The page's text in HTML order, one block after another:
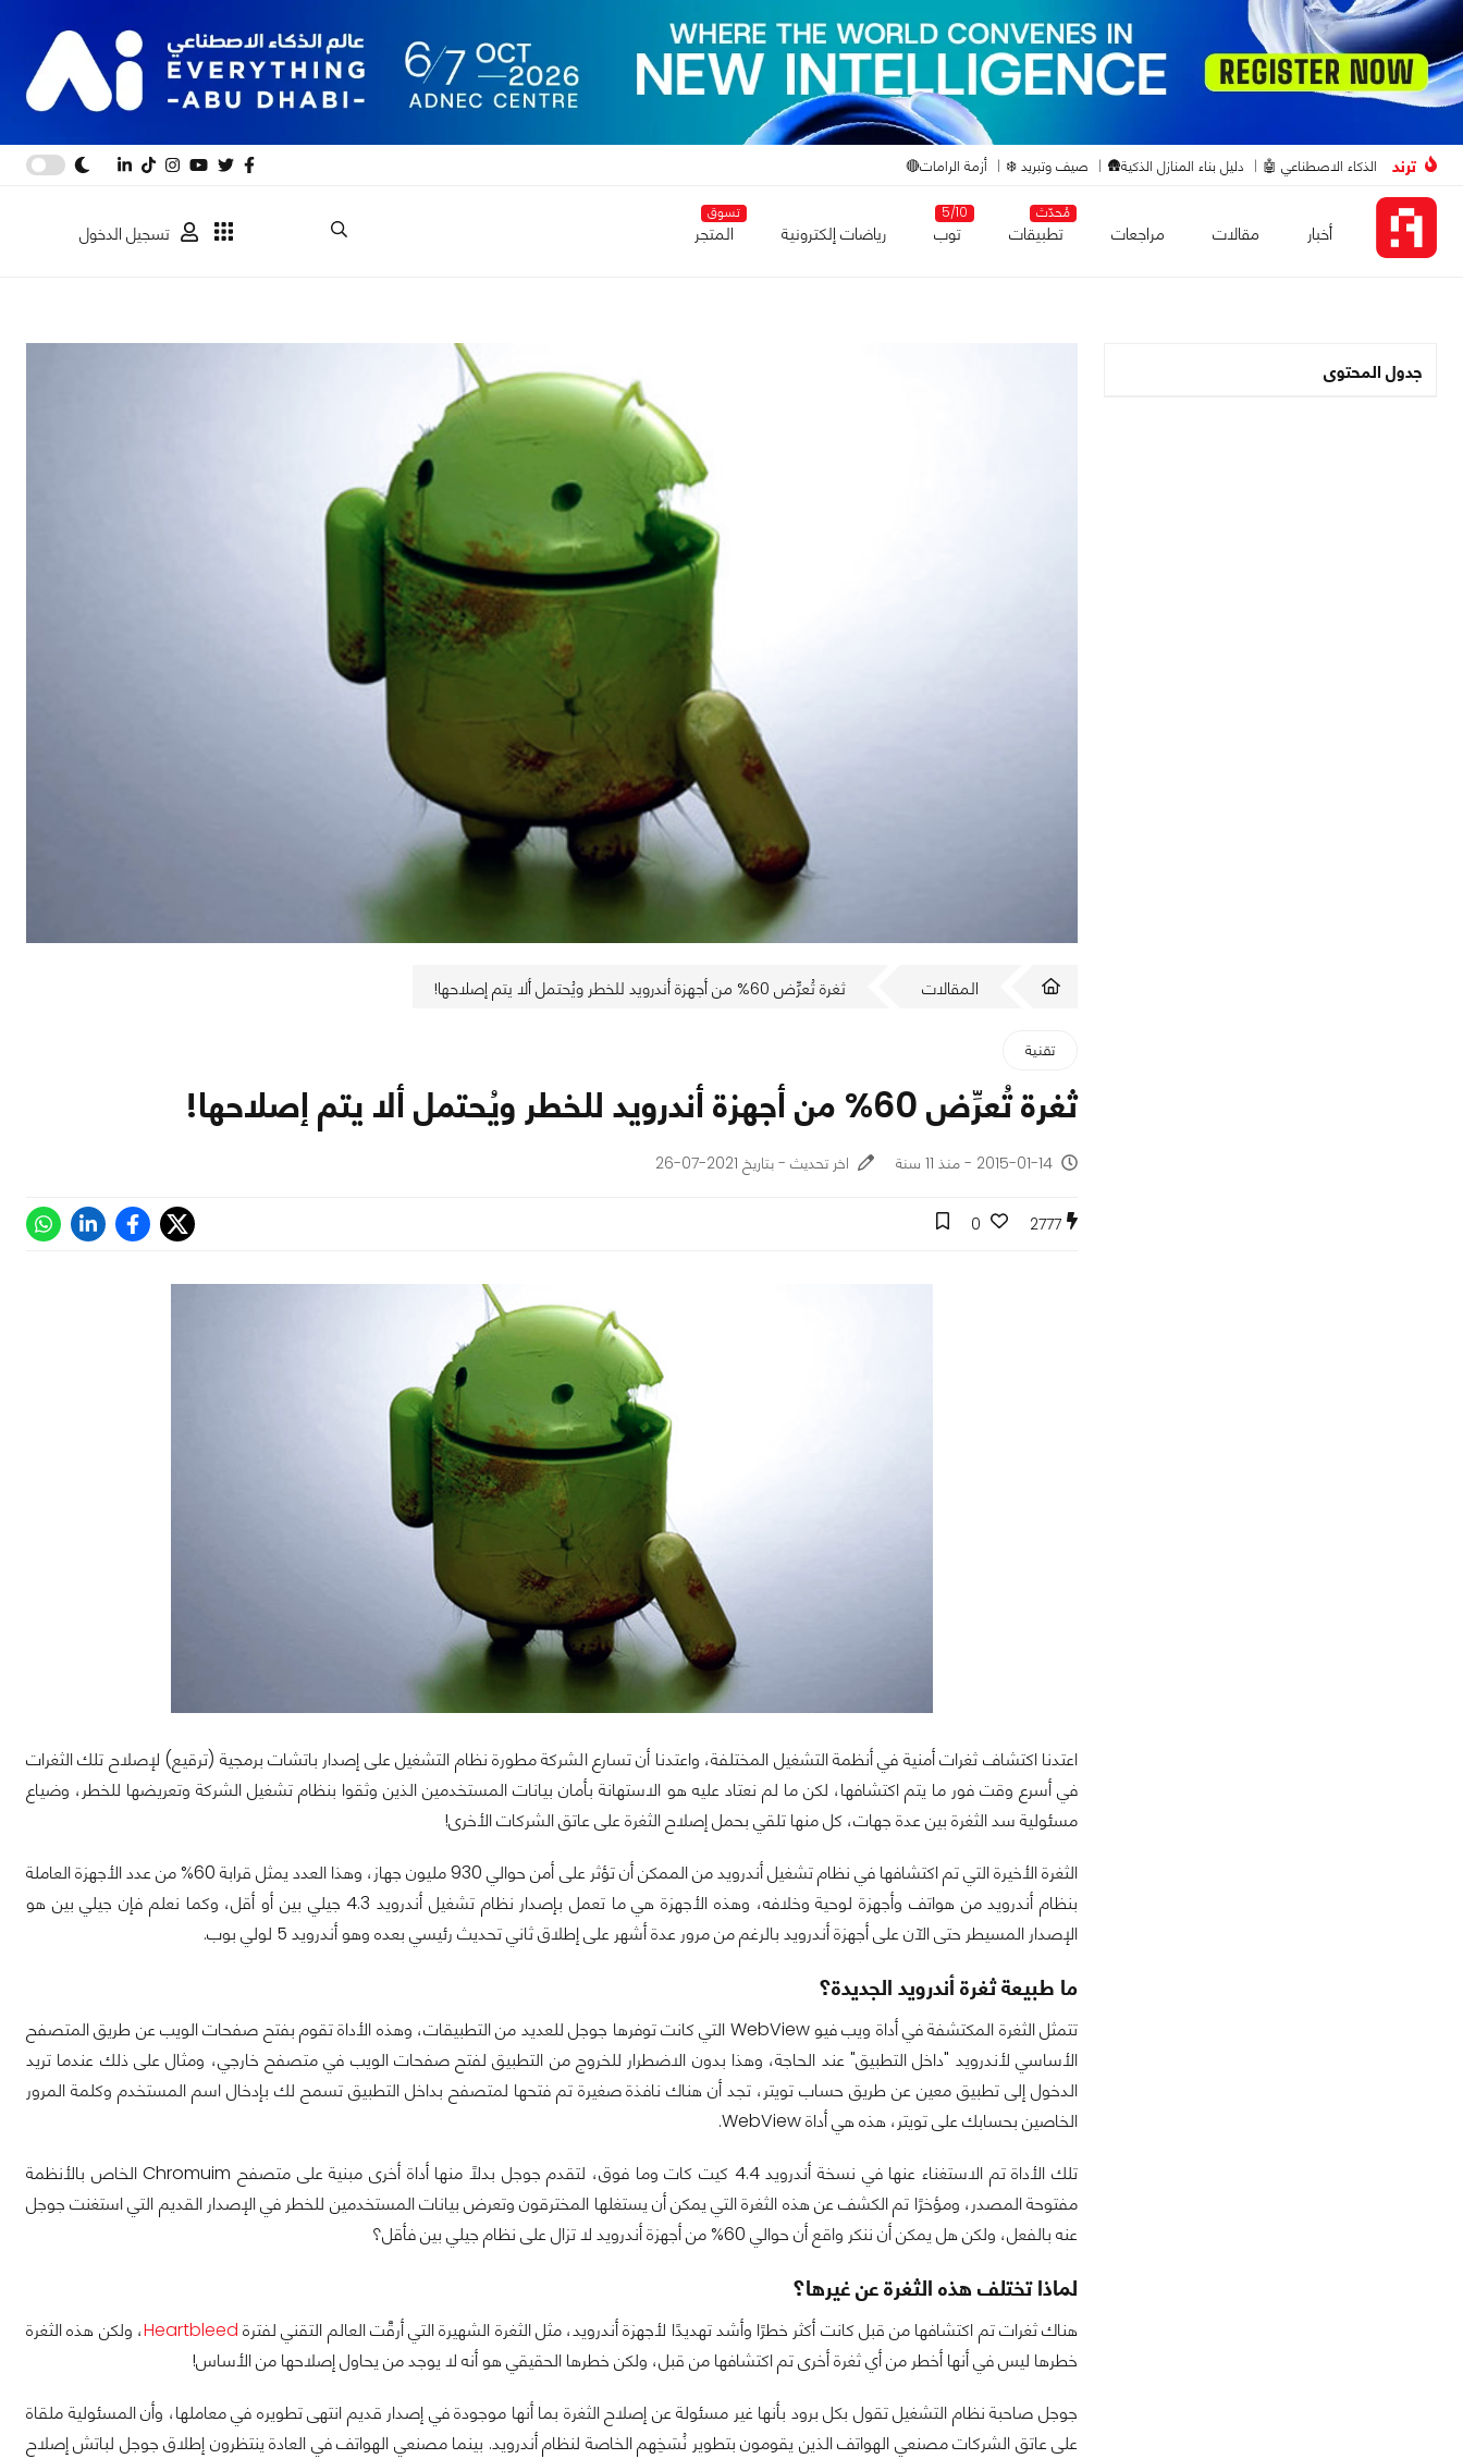
ترند الذكاء الاصطناعي 🤖 دليل بناء المنازل الذكية🛖 صيف وتبريد ❄️ أزمة الرامات🔴
أخبار مقالات مراجعات
مُحدّث
تطبيقات
5/10
توب رياضات إلكترونية
تسوق
المتجر تسجيل الدخول
جدول المحتوى
المقالات ثغرة تُعرِّض 60% من أجهزة أندرويد للخطر ويُحتمل ألا يتم إصلاحها!
تقنية
ثغرة تُعرِّض 60% من أجهزة أندرويد للخطر ويُحتمل ألا يتم إصلاحها!
2015-01-14 - منذ 11 سنة اخر تحديث - بتاريخ 2021-07-26
2777
0
اعتدنا اكتشاف ثغرات أمنية في أنظمة التشغيل المختلفة، واعتدنا أن تسارع الشركة مطورة نظام التشغيل على إصدار باتشات برمجية (ترقيع) لإصلاح تلك الثغرات
في أسرع وقت فور ما يتم اكتشافها، لكن ما لم نعتاد عليه هو الاستهانة بأمان بيانات المستخدمين الذين وثقوا بنظام تشغيل الشركة وتعريضها للخطر، وضياع
مسئولية سد الثغرة بين عدة جهات، كل منها تلقي بحمل إصلاح الثغرة على عاتق الشركات الأخرى!
الثغرة الأخيرة التي تم اكتشافها في نظام تشغيل أندرويد من الممكن أن تؤثر على أمن حوالي 930 مليون جهاز، وهذا العدد يمثل قرابة 60% من عدد الأجهزة العاملة
بنظام أندرويد من هواتف وأجهزة لوحية وخلافه، وهذه الأجهزة هي ما تعمل بإصدار نظام تشغيل أندرويد 4.3 جيلي بين أو أقل، وكما نعلم فإن جيلي بين هو
الإصدار المسيطر حتى الآن على أجهزة أندرويد بالرغم من مرور عدة أشهر على إطلاق ثاني تحديث رئيسي بعده وهو أندرويد 5 لولي بوب.
ما طبيعة ثغرة أندرويد الجديدة؟
تتمثل الثغرة المكتشفة في أداة ويب فيو WebView التي كانت توفرها جوجل للعديد من التطبيقات، وهذه الأداة تقوم بفتح صفحات الويب عن طريق المتصفح
الأساسي لأندرويد "داخل التطبيق" عند الحاجة، وهذا بدون الاضطرار للخروج من التطبيق لفتح صفحات الويب في متصفح خارجي، ومثال على ذلك عندما تريد
الدخول إلى تطبيق معين عن طريق حساب تويتر، تجد أن هناك نافذة صغيرة تم فتحها لمتصفح بداخل التطبيق تسمح لك بإدخال اسم المستخدم وكلمة المرور
الخاصين بحسابك على تويتر، هذه هي أداة WebView.
تلك الأداة تم الاستغناء عنها في نسخة أندرويد 4.4 كيت كات وما فوق، لتقدم جوجل بدلًا منها أداة أخرى مبنية على متصفح Chromuim الخاص بالأنظمة
مفتوحة المصدر، ومؤخرًا تم الكشف عن هذه الثغرة التي يمكن أن يستغلها المخترقون وتعرض بيانات المستخدمين للخطر في الإصدار القديم التي استغنت جوجل
عنه بالفعل، ولكن هل يمكن أن ننكر واقع أن حوالي 60% من أجهزة أندرويد لا تزال على نظام جيلي بين فأقل؟
لماذا تختلف هذه الثغرة عن غيرها؟
هناك ثغرات تم اكتشافها من قبل كانت أكثر خطرًا وأشد تهديدًا لأجهزة أندرويد، مثل الثغرة الشهيرة التي أرقَّت العالم التقني لفترة Heartbleed، ولكن هذه الثغرة
خطرها ليس في أنها أخطر من أي ثغرة أخرى تم اكتشافها من قبل، ولكن خطرها الحقيقي هو أنه لا يوجد من يحاول إصلاحها من الأساس!
جوجل صاحبة نظام التشغيل تقول بكل برود بأنها غير مسئولة عن إصلاح الثغرة بما أنها موجودة في إصدار قديم انتهى تطويره في معاملها، وأن المسئولية ملقاة
على عاتق الشركات مصنعي الهواتف الذين يقومون بتطوير نُسَخِهم الخاصة لنظام أندرويد. بينما مصنعي الهواتف في العادة ينتظرون إطلاق جوجل لباتش إصلاح